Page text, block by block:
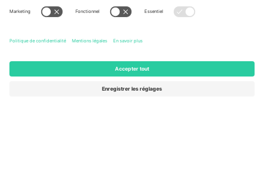
À propos de
Imprimer
Services de l'entreprise
Comment ça marche
Hôtels
Centre d'information sur la Coupe